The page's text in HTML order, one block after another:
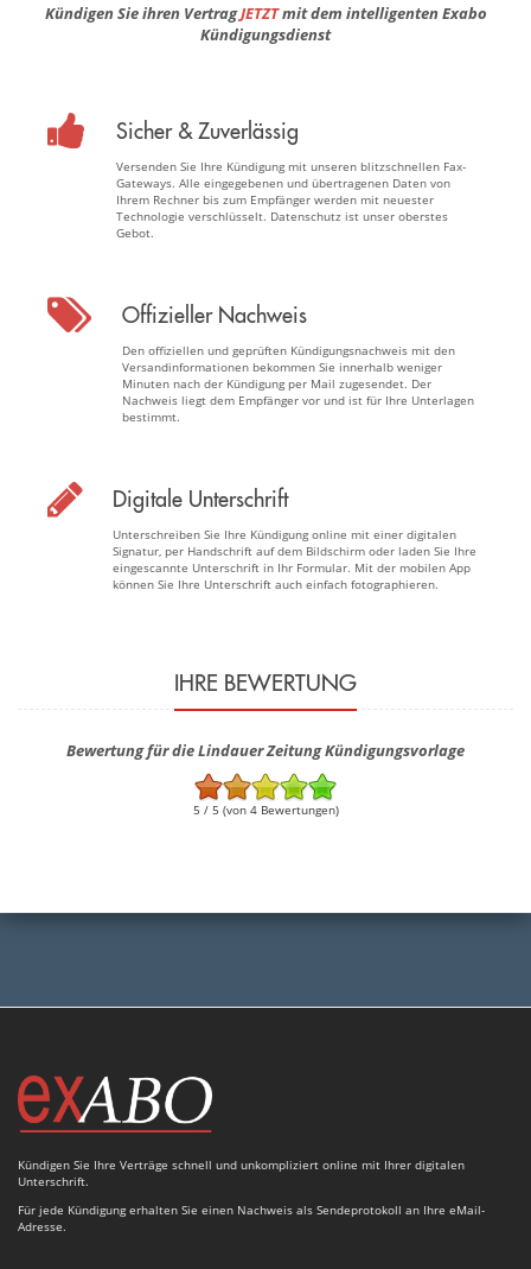
Kündigen Sie ihren VertragJETZTmit dem intelligenten Exabo
Kündigungsdienst
Sicher & Zuverlässig
Versenden Sie Ihre Kündigung mit unseren blitzschnellen Fax-
Gateways. Alle eingegebenen und übertragenen Daten von
Ihrem Rechner bis zum Empfänger werden mit neuester
Technologie verschlüsselt. Datenschutz ist unser oberstes
Gebot.
Offizieller Nachweis
Den offiziellen und geprüften Kündigungsnachweis mit den
Versandinformationen bekommen Sie innerhalb weniger
Minuten nach der Kündigung per Mail zugesendet. Der
Nachweis liegt dem Empfänger vor und ist für Ihre Unterlagen
bestimmt.
Digitale Unterschrift
Unterschreiben Sie Ihre Kündigung online mit einer digitalen
Signatur, per Handschrift auf dem Bildschirm oder laden Sie Ihre
eingescannte Unterschrift in Ihr Formular. Mit der mobilen App
können Sie Ihre Unterschrift auch einfach fotographieren.
IHRE BEWERTUNG
Bewertung für die Lindauer Zeitung Kündigungsvorlage
5 / 5 (von 4 Bewertungen)
Kündigen Sie Ihre Verträge schnell und unkompliziert online mit Ihrer digitalen
Unterschrift.
Für jede Kündigung erhalten Sie einen Nachweis als Sendeprotokoll an Ihre eMail-
Adresse.